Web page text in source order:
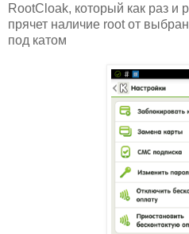
RootCloak, который как раз и
прячет наличие root от
под катом